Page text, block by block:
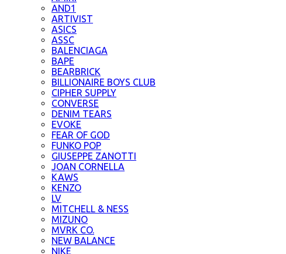
AND1
ARTIVIST
ASICS
ASSC
BALENCIAGA
BAPE
BEARBRICK
BILLIONAIRE BOYS CLUB
CIPHER SUPPLY
CONVERSE
DENIM TEARS
EVOKE
FEAR OF GOD
FUNKO POP
GIUSEPPE ZANOTTI
JOAN CORNELLA
KAWS
KENZO
LV
MITCHELL & NESS
MIZUNO
MVRK CO.
NEW BALANCE
NIKE